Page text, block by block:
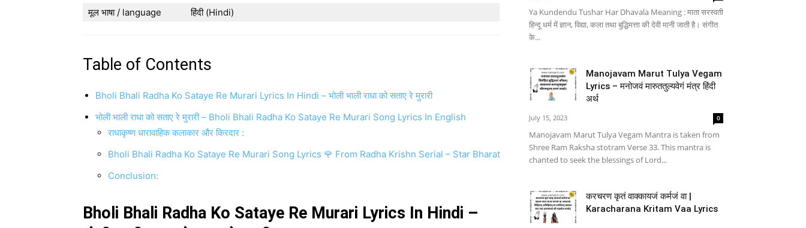
मूल भाषा / language हिंदी (Hindi)
Table of Contents
Bholi Bhali Radha Ko Sataye Re Murari Lyrics In Hindi – भोली भाली राधा को सताए रे मुरारी
भोली भाली राधा को सताए रे मुरारी – Bholi Bhali Radha Ko Sataye Re Murari Song Lyrics In English
राधाकृष्ण धारावाहिक कलाकार और किरदार :
Bholi Bhali Radha Ko Sataye Re Murari Song Lyrics 🌹 From Radha Krishn Serial – Star Bharat
Conclusion:
Bholi Bhali Radha Ko Sataye Re Murari Lyrics In Hindi –
Ya Kundendu Tushar Har Dhavala Meaning : माता सरस्वती
हिन्दू धर्म में ज्ञान, विद्या, कला तथा बुद्धिमत्ता की देवी मानी जाती है। संगीत
के...
Manojavam Marut Tulya Vegam
Lyrics – मनोजवं मारुततुल्यवेगं मंत्र हिंदी
अर्थ
July 15, 2023 0
Manojavam Marut Tulya Vegam Mantra is taken from
Shree Ram Raksha stotram Verse 33. This mantra is
chanted to seek the blessings of Lord...
करचरण कृतं वाक्कायजं कर्मजं वा |
Karacharana Kritam Vaa Lyrics